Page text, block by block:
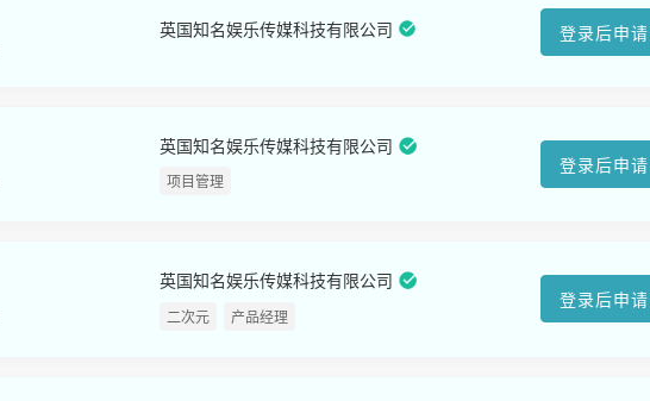
英国知名娱乐传媒科技有限公司 登录后申请
英国知名娱乐传媒科技有限公司
项目管理
登录后申请
英国知名娱乐传媒科技有限公司
二次元 产品经理
登录后申请